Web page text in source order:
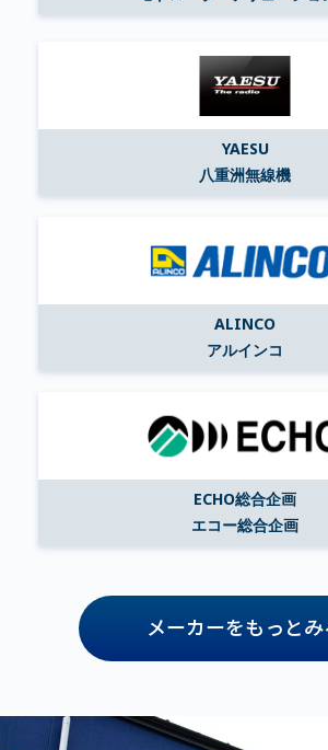
YAESU
八重洲無線機
ALINCO
アルインコ
ECHO総合企画
エコー総合企画
メーカーをもっとみ